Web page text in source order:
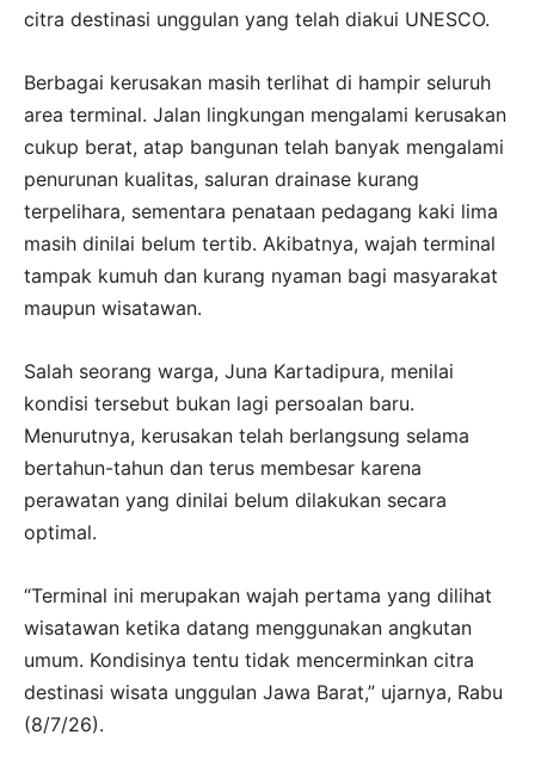
citra destinasi unggulan yang telah diakui UNESCO.
Berbagai kerusakan masih terlihat di hampir seluruh
area terminal. Jalan lingkungan mengalami kerusakan
cukup berat, atap bangunan telah banyak mengalami
penurunan kualitas, saluran drainase kurang
terpelihara, sementara penataan pedagang kaki lima
masih dinilai belum tertib. Akibatnya, wajah terminal
tampak kumuh dan kurang nyaman bagi masyarakat
maupun wisatawan.
Salah seorang warga, Juna Kartadipura, menilai
kondisi tersebut bukan lagi persoalan baru.
Menurutnya, kerusakan telah berlangsung selama
bertahun-tahun dan terus membesar karena
perawatan yang dinilai belum dilakukan secara
optimal.
“Terminal ini merupakan wajah pertama yang dilihat
wisatawan ketika datang menggunakan angkutan
umum. Kondisinya tentu tidak mencerminkan citra
destinasi wisata unggulan Jawa Barat,” ujarnya, Rabu
(8/7/26).